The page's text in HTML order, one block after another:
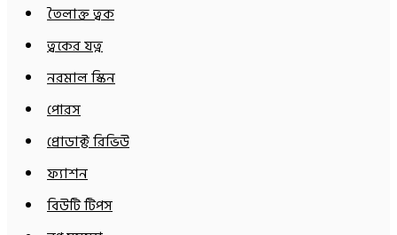
তৈলাক্ত ত্বক
ত্বকের যত্ন
নরমাল স্কিন
পোরস
প্রোডাক্ট রিভিউ
ফ্যাশন
বিউটি টিপস